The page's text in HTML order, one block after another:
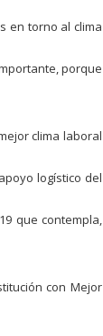
en torno al clima
porque
clima laboral
logístico del
que contempla,
con Mejor